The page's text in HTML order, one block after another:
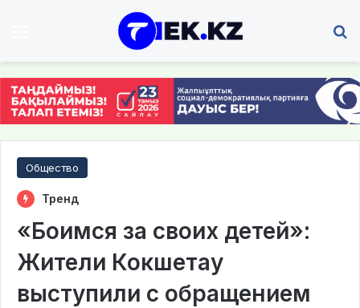
Общество
Тренд
«Боимся за своих детей»:
Жители Кокшетау
выступили с обращением